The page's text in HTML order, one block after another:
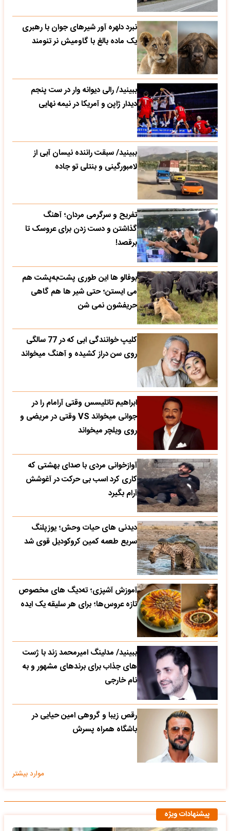
نبرد دلهره آور شیرهای جوان با رهبری
یک ماده بالغ با گاومیش نر تنومند
ببینید/ رالی دیوانه وار در ست پنجم
دیدار ژاپن و آمریکا در نیمه نهایی
ببینید/ سبقت راننده نیسان آبی از
لامبورگینی و بنتلی تو جاده
تفریح و سرگرمی مردان؛ آهنگ
گذاشتن و دست زدن برای عروسک تا
برقصد!
بوفالو ها این‌ طوری پشت‌به‌پشت هم
می‌ ایستن؛ حتی شیر ها هم گاهی
حریفشون نمی‌ شن
کلیپ خوانندگی ابی که در 77 سالگی
روی سن دراز کشیده و آهنگ میخواند
ابراهیم تاتلیسس وقتی آرامام را در
جوانی میخواند VS وقتی در مریضی و
روی ویلچر میخواند
آوازخوانی مردی با صدای بهشتی که
کاری کرد اسب بی حرکت در آغوشش
آرام بگیرد
دیدنی های حیات وحش؛ یوزپلنگ
سریع طعمه کمین کروکودیل قوی شد
آموزش آشپزی؛ ته‌دیگ‌ های مخصوص
تازه‌ عروس‌ها؛ برای هر سلیقه یک ایده
ببینید/ مدلینگ امیرمحمد زند با ژست
های جذاب برای برندهای مشهور و به
نام خارجی
رقص زیبا و گروهی امین حیایی در
باشگاه همراه پسرش
موارد بیشتر
پیشنهادات ویژه